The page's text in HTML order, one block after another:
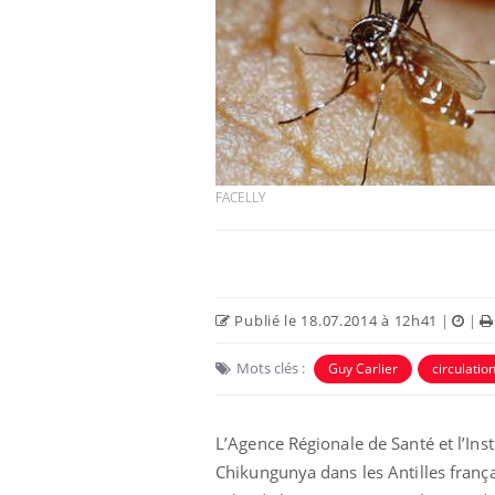
FACELLY
Publié le 18.07.2014 à 12h41 | |
Mots clés : Guy Carlier circulation
L’Agence Régionale de Santé et
Chikungunya dans les Antilles